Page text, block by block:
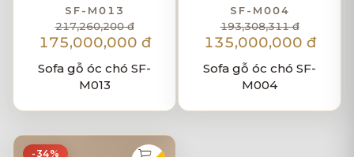
SF-M013
217,260,200 đ
175,000,000 đ
Sofa gỗ óc chó SF-
M013
SF-M004
193,308,311 đ
135,000,000 đ
Sofa gỗ óc chó SF-
M004
-34%